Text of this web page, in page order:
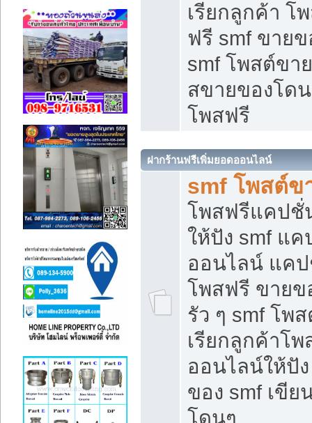
เรียกลูกค้า โ
ฟรี smf ขาย
smf โพสต์ขา
สขายของโด
โพสฟรี
ฝากร้านฟรีเพิ่มยอดออนไลน์
smf โพสต์ข
โพสฟรีแคปชั่
ให้ปัง smf แ
ออนไลน์ แค
โพสฟรี ขายข
รัว ๆ smf โพ
เรียกลูกค้าโ
ออนไลน์ให้ปั
ของ smf เขี
โดนๆ